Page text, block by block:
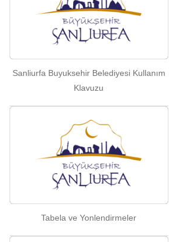
Sanliurfa Buyuksehir Belediyesi Kullanım
Klavuzu
Tabela ve Yonlendirmeler